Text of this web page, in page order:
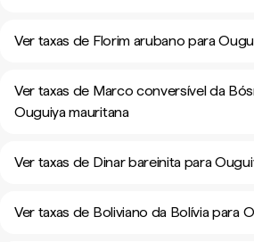
Ver taxas de Florim arubano para
Ver taxas de Marco conversível da
Ouguiya mauritana
Ver taxas de Dinar bareinita para
Ver taxas de Boliviano da Bolívia para